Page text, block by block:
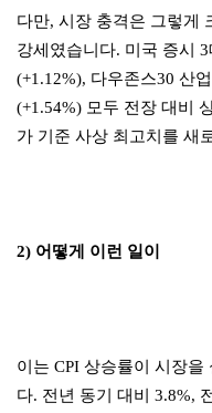
다만, 시장 충격은 그렇게
강세였습니다. 미국 증시
(+1.12%), 다우존스30 산
(+1.54%) 모두 전장 대비
가 기준 사상 최고치를 새
2) 어떻게 이런 일이
이는 CPI 상승률이 시장을
다. 전년 동기 대비 3.8%,